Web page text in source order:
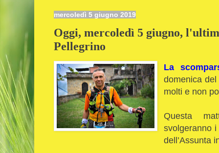
mercoledì 5 giugno 2019
Oggi, mercoledì 5 giugno,
Pellegrino
La
domenica
molti e non
Questa
svolgeranno
dell’Assunta